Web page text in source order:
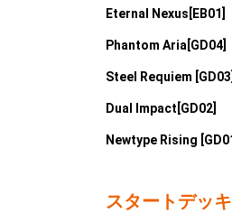
Eternal Nexus[EB01]
Phantom Aria[GD04]
Steel Requiem [GD03]
Dual Impact[GD02]
Newtype Rising
スタートデッキ